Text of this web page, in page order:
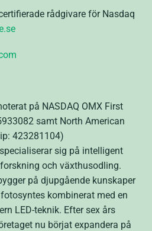
rådgivare för Nasdaq
på NASDAQ OMX First
samt North American
423281104)
sig på intelligent
och växthusodling.
på djupgående kunskaper
kombinerat med en
LED-teknik. Efter sex års
nu börjat expandera på